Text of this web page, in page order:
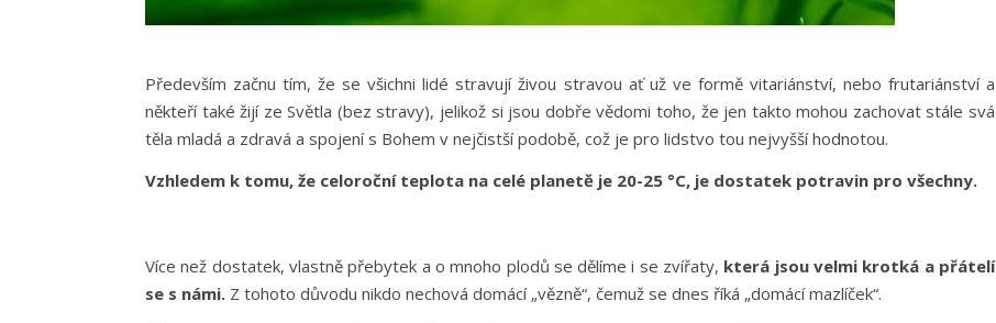
Především začnu tím, že se všichni lidé stravují živou stravou ať už ve formě vitariánství, nebo frutariánství a
někteří také žijí ze Světla (bez stravy), jelikož si jsou dobře vědomi toho, že jen takto mohou zachovat stále svá
těla mladá a zdravá a spojení s Bohem v nejčistší podobě, což je pro lidstvo tou nejvyšší hodnotou.
Vzhledem k tomu, že celoroční teplota na celé planetě je 20-25 °C, je dostatek potravin pro všechny.
Více než dostatek, vlastně přebytek a o mnoho plodů se dělíme i se zvířaty, která jsou velmi krotká a přátelí
se s námi. Z tohoto důvodu nikdo nechová domácí „vězně“, čemuž se dnes říká „domácí mazlíček“.